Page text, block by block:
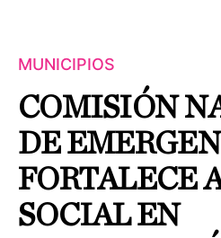
MUNICIPIOS
COMISIÓN
DE
FORTALECE
SOCIAL EN